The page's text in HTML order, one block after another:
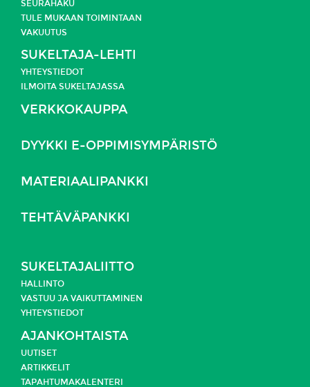
SEURAHAKU
TULE MUKAAN TOIMINTAAN
VAKUUTUS
SUKELTAJA-LEHTI
YHTEYSTIEDOT
ILMOITA SUKELTAJASSA
VERKKOKAUPPA
DYYKKI E-OPPIMISYMPÄRISTÖ
MATERIAALIPANKKI
TEHTÄVÄPANKKI
SUKELTAJALIITTO
HALLINTO
VASTUU JA VAIKUTTAMINEN
YHTEYSTIEDOT
AJANKOHTAISTA
UUTISET
ARTIKKELIT
TAPAHTUMAKALENTERI